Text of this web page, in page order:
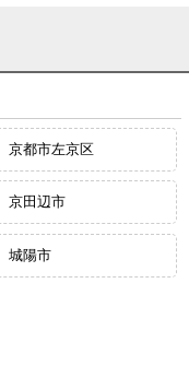
京都市左京区
京田辺市
城陽市